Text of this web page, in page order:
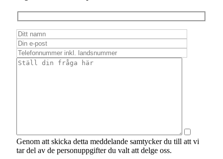
Genom att skicka detta meddelande samtycker du till att vi
tar del av de personuppgifter du valt att delge oss.